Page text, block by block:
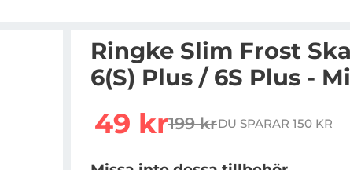
Ringke Slim Frost
6(S) Plus / 6S Plus -
rea pris
49 krtidigare pris
199 krDU SPARAR 150 KR